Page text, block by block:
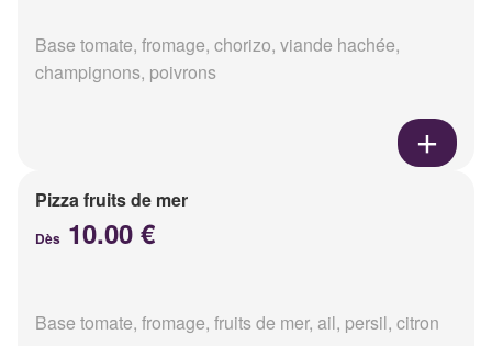
Base tomate, fromage, chorizo, viande hachée,
champignons, poivrons
Pizza fruits de mer
Dès 10.00 €
Base tomate, fromage, fruits de mer, ail, persil, citron